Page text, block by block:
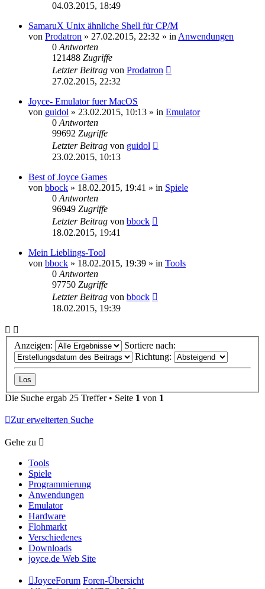
04.03.2015, 18:49
SamaruX Unix ähnliche Shell für CP/M
von Prodatron » 27.02.2015, 22:32 » in Anwendungen
0 Antworten
121488 Zugriffe
Letzter Beitrag von Prodatron
27.02.2015, 22:32
Joyce- Emulator fuer MacOS
von guidol » 23.02.2015, 10:13 » in Emulator
0 Antworten
99692 Zugriffe
Letzter Beitrag von guidol
23.02.2015, 10:13
Best of Joyce Games
von bbock » 18.02.2015, 19:41 » in Spiele
0 Antworten
96949 Zugriffe
Letzter Beitrag von bbock
18.02.2015, 19:41
Mein Lieblings-Tool
von bbock » 18.02.2015, 19:39 » in Tools
0 Antworten
97750 Zugriffe
Letzter Beitrag von bbock
18.02.2015, 19:39
Anzeigen:
Sortiere nach:
Richtung:
Die Suche ergab 25 Treffer • Seite 1 von 1
Zur erweiterten Suche
Gehe zu
Tools
Spiele
Programmierung
Anwendungen
Emulator
Hardware
Flohmarkt
Verschiedenes
Downloads
joyce.de Web Site
JoyceForum Foren-Übersicht